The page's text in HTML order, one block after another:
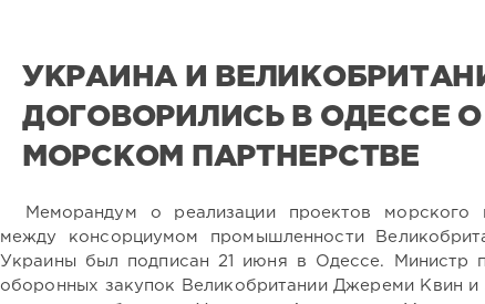
УКРАИНА И
ДОГОВОРИЛИСЬ В ОДЕССЕ О
МОРСКОМ ПАРТНЕРСТВЕ
Меморандум о реализации проектов морского
между консорциумом промышленности
Украины был подписан 21 июня в Одессе. Министр
оборонных закупок Великобритании Джереми Квин и